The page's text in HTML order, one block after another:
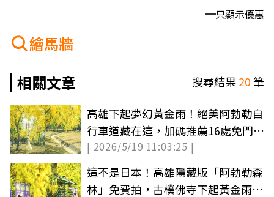
只顯示優惠
繪馬牆
相關文章
搜尋結果20筆
高雄下起夢幻黃金雨！絕美阿勃勒自
行車道藏在這，加碼推薦16處免門票
祕境
| 2026/5/19 11:03:25 |
這不是日本！高雄隱藏版「阿勃勒森
林」免費拍，古樸佛寺下起黃金雨超